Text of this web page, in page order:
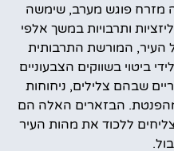
מזרח פוגש מערב, שימשה
ותרבויות במשך אלפי
העיר, המורשת התרבותית
ביטוי בשווקים הצבעוניים
שבהם צלילים, ניחוחות
הבזארים האלה הם
ללכוד את מהות העיר